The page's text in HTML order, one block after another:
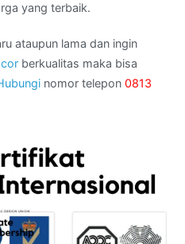
yang terbaik.
ataupun lama dan ingin
berkualitas maka bisa
nomor telepon 0813